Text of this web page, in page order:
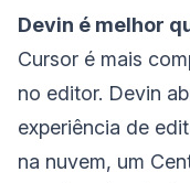
Devin é melhor
Cursor é mais
no editor. Devin
experiência de
na nuvem, um